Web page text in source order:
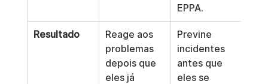
EPPA.
Resultado
Reage aos
problemas
depois que
eles já
Previne
incidentes
antes que
eles se